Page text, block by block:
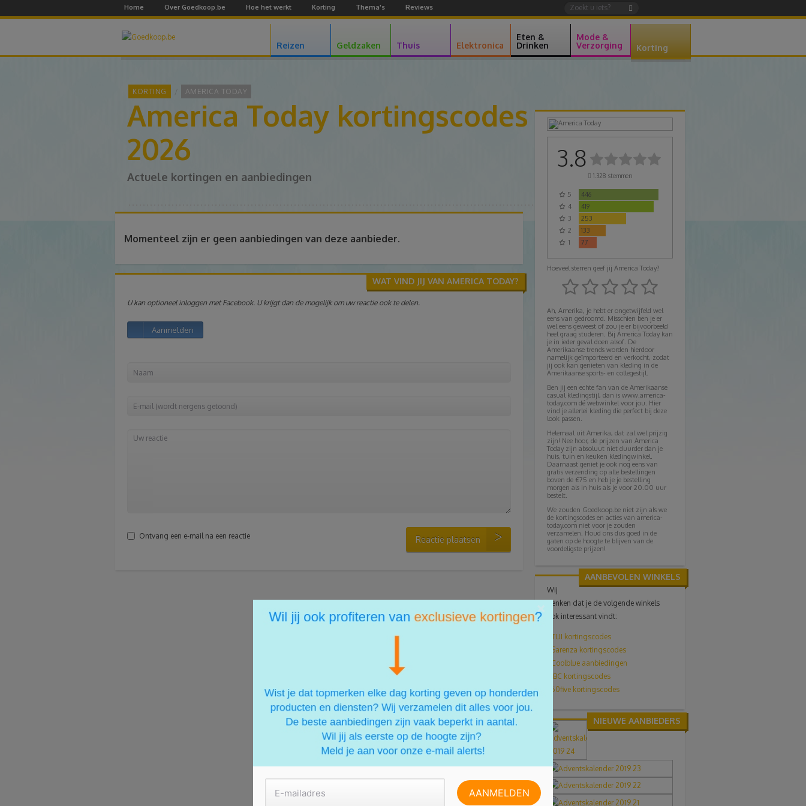
Home Over Goedkoop.be Hoe het werkt Korting Thema's Reviews
Reizen Geldzaken Thuis Elektronica
Eten &
Drinken
Mode &
Verzorging
Korting
KORTING AMERICA TODAY
America Today kortingscodes
2026
Actuele kortingen en aanbiedingen
Momenteel zijn er geen aanbiedingen van deze aanbieder.
WAT VIND JIJ VAN AMERICA TODAY?
U kan optioneel inloggen met Facebook. U krijgt dan de mogelijk om uw reactie ook te delen.
Aanmelden
Ontvang een e-mail na een reactie Reactie plaatsen
3.8
1.328 stemmen
5
446
4
419
3
253
2
133
1
77
Hoeveel sterren geef jij America Today?
Ah, Amerika, je hebt er ongetwijfeld wel
eens van gedroomd. Misschien ben je er
wel eens geweest of zou je er bijvoorbeeld
heel graag studeren. Bij America Today kan
je in ieder geval doen alsof. De
Amerikaanse trends worden hierdoor
namelijk geïmporteerd en verkocht, zodat
jij ook kan genieten van kleding in de
Amerikaanse sports- en collegestijl.
Ben jij een echte fan van de Amerikaanse
casual kledingstijl, dan is www.america-
today.com dé webwinkel voor jou. Hier
vind je allerlei kleding die perfect bij deze
look passen.
Helemaal uit Amerika, dat zal wel prijzig
zijn! Nee hoor, de prijzen van America
Today zijn absoluut niet duurder dan je
huis, tuin en keuken kledingwinkel.
Daarnaast geniet je ook nog eens van
gratis verzending op alle bestellingen
boven de €75 en heb je je bestelling
morgen als in huis als je voor 20.00 uur
bestelt.
We zouden Goedkoop.be niet zijn als we
de kortingscodes en acties van america-
today.com niet voor je zouden
verzamelen. Houd ons dus goed in de
gaten op de hoogte te blijven van de
voordeligste prijzen!
AANBEVOLEN WINKELS
Wij
denken dat je de volgende winkels
ook interessant vindt:
TUI kortingscodes
Sarenza kortingscodes
Coolblue aanbiedingen
JBC kortingscodes
50five kortingscodes
NIEUWE AANBIEDERS
×